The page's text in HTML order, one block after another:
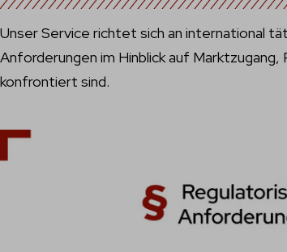
Unser Service richtet sich an international
Anforderungen im Hinblick auf
konfrontiert sind.